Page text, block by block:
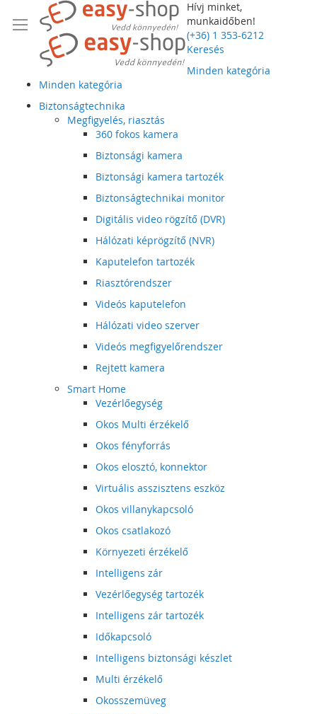
Hívj minket,
munkaidőben!
(+36) 1 353-6212
Keresés
Minden kategória
Minden kategória
Biztonságtechnika
Megfigyelés, riasztás
360 fokos kamera
Biztonsági kamera
Biztonsági kamera tartozék
Biztonságtechnikai monitor
Digitális video rögzítő (DVR)
Hálózati képrögzítő (NVR)
Kaputelefon tartozék
Riasztórendszer
Videós kaputelefon
Hálózati video szerver
Videós megfigyelőrendszer
Rejtett kamera
Smart Home
Vezérlőegység
Okos Multi érzékelő
Okos fényforrás
Okos elosztó, konnektor
Virtuális asszisztens eszköz
Okos villanykapcsoló
Okos csatlakozó
Környezeti érzékelő
Intelligens zár
Vezérlőegység tartozék
Intelligens zár tartozék
Időkapcsoló
Intelligens biztonsági készlet
Multi érzékelő
Okosszemüveg